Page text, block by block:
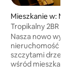
Mieszkanie w:
Tropikalny 2BR
basenem i
Nasza nowo
nieruchomość
szczytami drzew
wśród